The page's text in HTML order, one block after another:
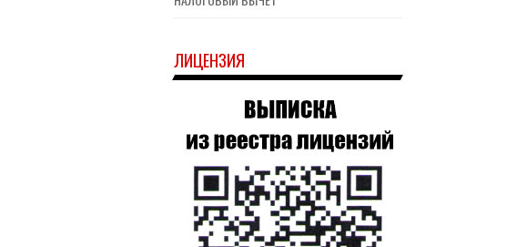
ЛИЦЕНЗИЯ